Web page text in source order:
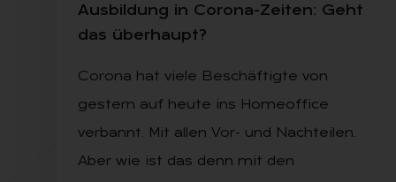
Aus­bil­dung in Co­ro­na-Zei­ten: Geht
das über­haupt?
Corona hat viele Beschäftigte von
gestern auf heute ins Homeoffice
verbannt. Mit allen Vor- und Nachteilen.
Aber wie ist das denn mit den